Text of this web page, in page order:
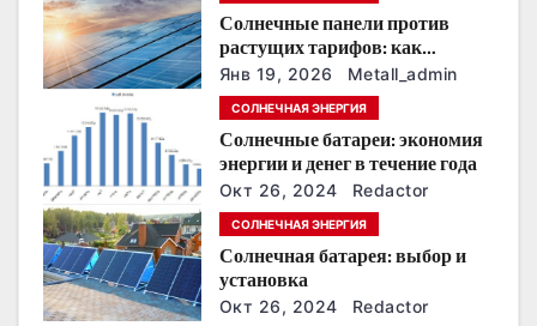
о
з
п
и
с
я
Солнечные панели против
растущих тарифов: как
сохранить
энергонезависимость в
ближайшие годы
Янв 19, 2026 Metall_admin
СОЛНЕЧНАЯ ЭНЕРГИЯ
Солнечные батареи: экономия
энергии и денег в течение года
Окт 26, 2024 Redactor
СОЛНЕЧНАЯ ЭНЕРГИЯ
Солнечная батарея: выбор и
установка
Окт 26, 2024 Redactor